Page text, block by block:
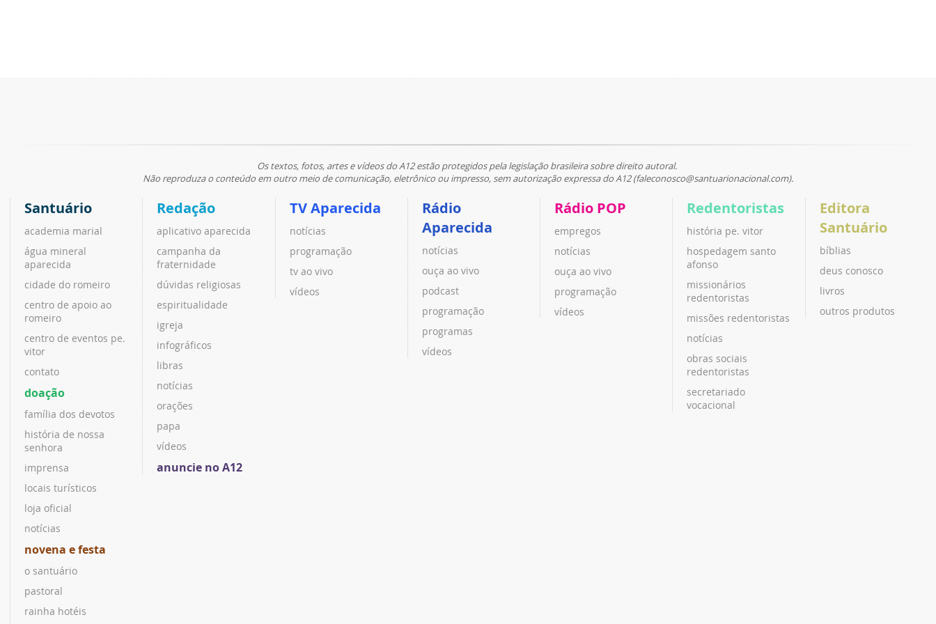
Os textos, fotos, artes e vídeos do A12 estão protegidos pela legislação brasileira sobre direito autoral.
Não reproduza o conteúdo em outro meio de comunicação, eletrônico ou impresso, sem autorização expressa do A12 (faleconosco@santuarionacional.com).
Santuário
academia marial
água mineral
aparecida
cidade do romeiro
centro de apoio ao
romeiro
centro de eventos pe.
vitor
contato
doação
família dos devotos
história de nossa
senhora
imprensa
locais turísticos
loja oficial
notícias
novena e festa
o santuário
pastoral
rainha hotéis
Redação
aplicativo aparecida
campanha da
fraternidade
dúvidas religiosas
espiritualidade
igreja
infográficos
libras
notícias
orações
papa
vídeos
anuncie no A12
TV Aparecida
notícias
programação
tv ao vivo
vídeos
Rádio
Aparecida
notícias
ouça ao vivo
podcast
programação
programas
vídeos
Rádio POP
empregos
notícias
ouça ao vivo
programação
vídeos
Redentoristas
história pe. vitor
hospedagem santo
afonso
missionários
redentoristas
missões redentoristas
notícias
obras sociais
redentoristas
secretariado
vocacional
Editora
Santuário
bíblias
deus conosco
livros
outros produtos